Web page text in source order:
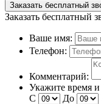
Заказать бесплатный
Заказать бесплатный
Ваше имя:
Телефон:
Комментарий:
Укажите время и
С
До